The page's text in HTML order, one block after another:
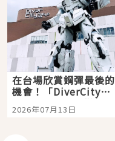
在台場欣賞鋼彈最後的
機會！「DiverCity
Tokyo Plaza」搭船、
購物、美食及夜景，一
2026年07月13日